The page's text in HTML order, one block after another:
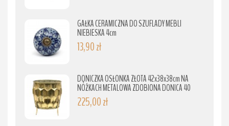
GAŁKA CERAMICZNA DO SZUFLADY MEBLI
NIEBIESKA 4cm
13,90 zł
DONICZKA OSŁONKA ZŁOTA 42x38x38cm NA
NÓŻKACH METALOWA ZDOBIONA DONICA 40
225,00 zł